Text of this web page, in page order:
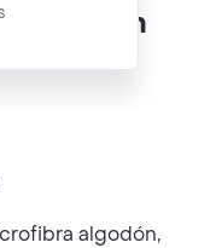
Algodón
algodón,